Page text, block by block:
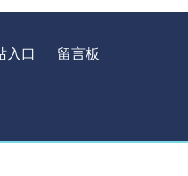
入口 留言板